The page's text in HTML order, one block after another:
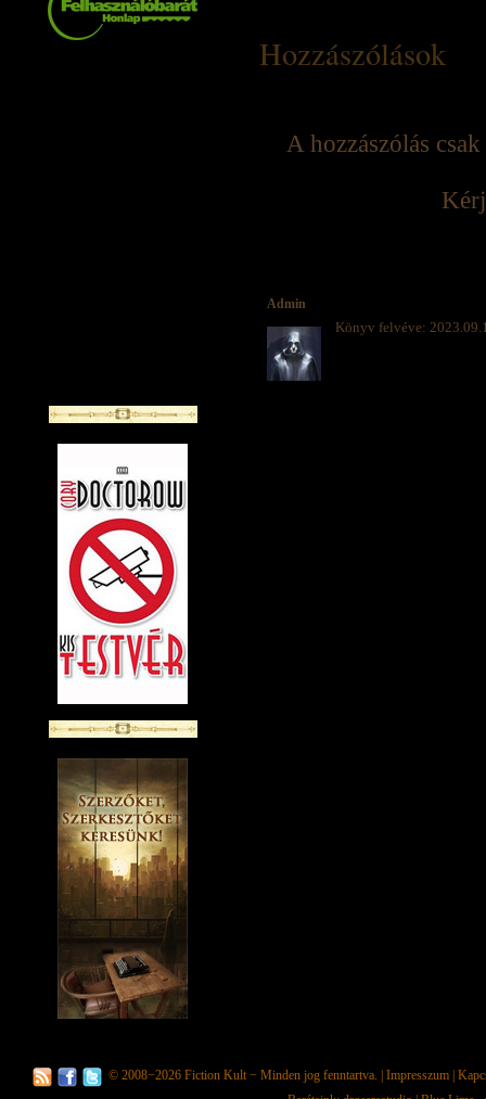
Hozzászólások
A hozzászólás
Admin
Könyv felvéve:
© 2008−2026 Fiction Kult − Minden jog fenntartva. | Impresszum